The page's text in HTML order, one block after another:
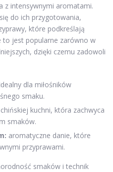
z intensywnymi aromatami.
do ich przygotowania,
które podkreślają
to jest popularne zarówno w
dzięki czemu zadowoli
idealny dla miłośników
smaku.
kuchni, która zachwyca
smaków.
aromatyczne danie, które
przyprawami.
smaków i technik